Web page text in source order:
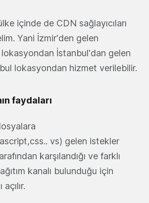
içinde de CDN sağlayıcıları
Yani İzmir'den gelen
lokasyondan İstanbul'dan gelen
lokasyondan hizmet verilebilir.
faydaları
vs) gelen istekler
karşılandığı ve farklı
kanalı bulunduğu için